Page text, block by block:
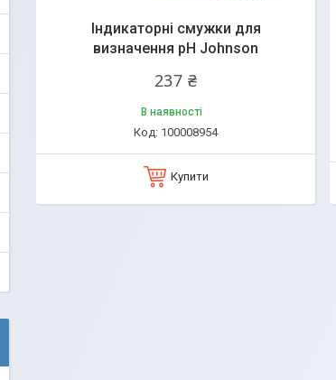
Індикаторні смужки для
визначення pH Johnson
237 ₴
В наявності
100008954
Купити